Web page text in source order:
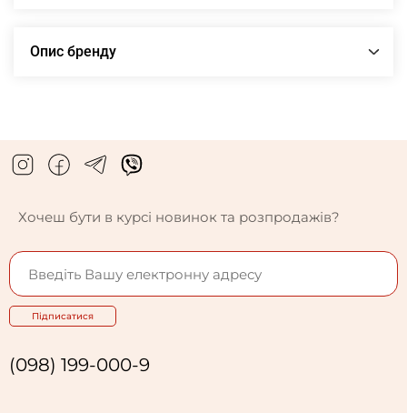
Опис бренду
Хочеш бути в курсі новинок та розпродажів?
Підписатися
(098) 199-000-9